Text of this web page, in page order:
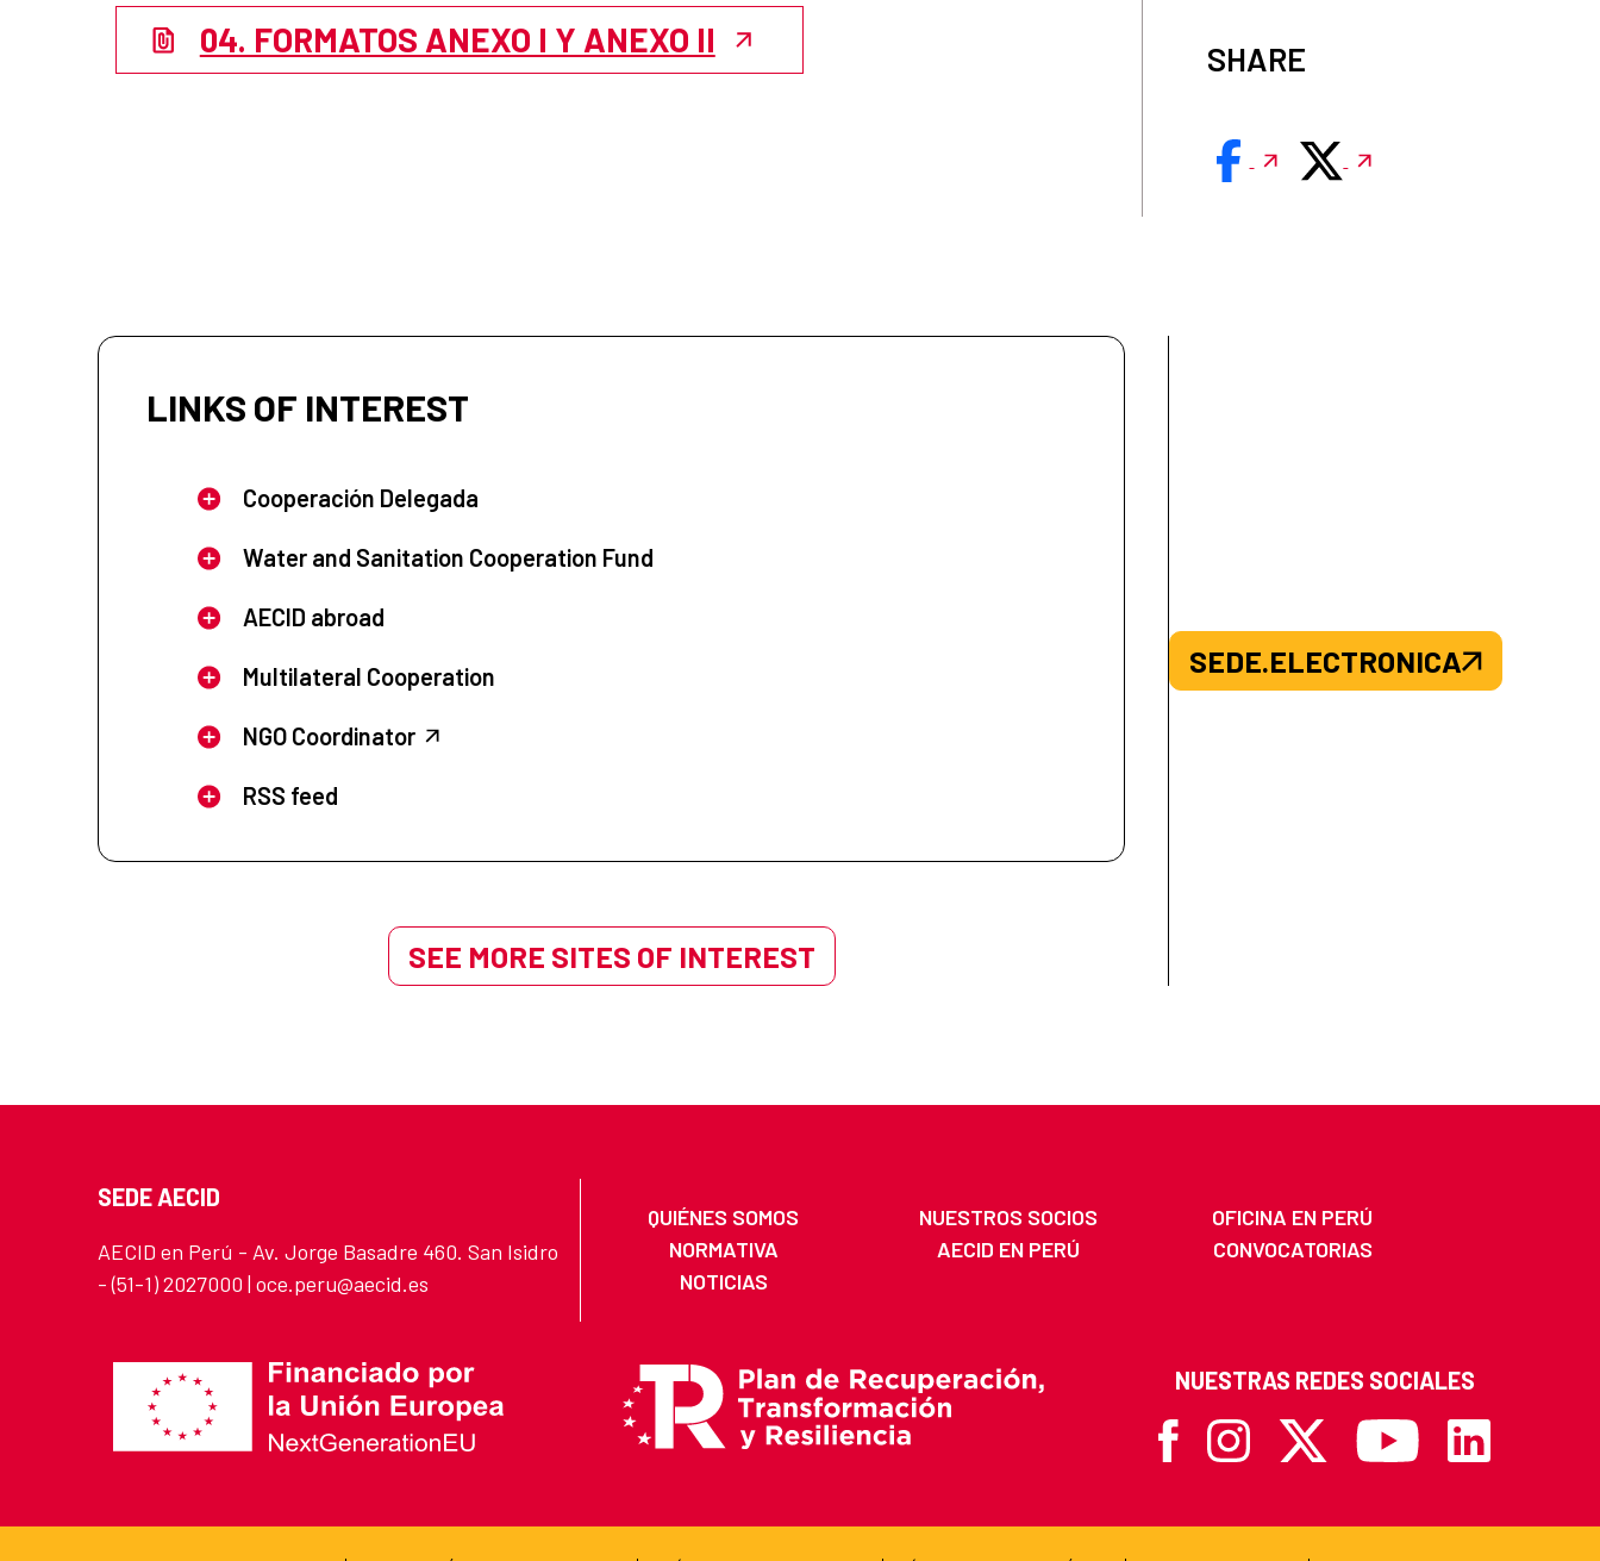
04. FORMATOS ANEXO I Y ANEXO II SHARE
LINKS OF INTEREST
Cooperación Delegada
Water and Sanitation Cooperation Fund
AECID abroad
Multilateral Cooperation
NGO Coordinator
RSS feed
SEE MORE SITES OF INTEREST
SEDE.ELECTRONICA
SEDE AECID
AECID en Perú - Av. Jorge Basadre 460. San Isidro
- (51-1) 2027000 | oce.peru@aecid.es
QUIÉNES SOMOS NUESTROS SOCIOS
OFICINA EN PERÚ
NORMATIVA
AECID EN PERÚ
CONVOCATORIAS
NOTICIAS
NUESTRAS REDES SOCIALES
FacebookInstagram
X Youtube Linkedin